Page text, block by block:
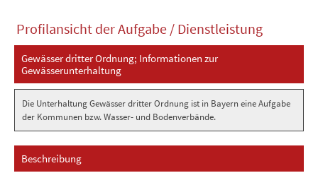
Profilansicht der Aufgabe / Dienstleistung
Gewässer dritter Ordnung; Informationen zur
Gewässerunterhaltung
Die Unterhaltung Gewässer dritter Ordnung ist in Bayern eine Aufgabe
der Kommunen bzw. Wasser- und Bodenverbände.
Beschreibung